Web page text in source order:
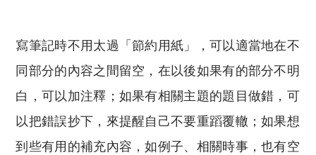
寫筆記時不用太過「節約用紙」，可以適當地在不
同部分的內容之間留空，在以後如果有的部分不明
白，可以加注釋；如果有相關主題的題目做錯，可
以把錯誤抄下，來提醒自己不要重蹈覆轍；如果想
到些有用的補充內容，如例子、相關時事，也有空